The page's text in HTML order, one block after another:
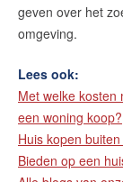
geven over het
omgeving.
Lees ook:
Met welke kosten
een woning koop?
Huis kopen
Bieden op een